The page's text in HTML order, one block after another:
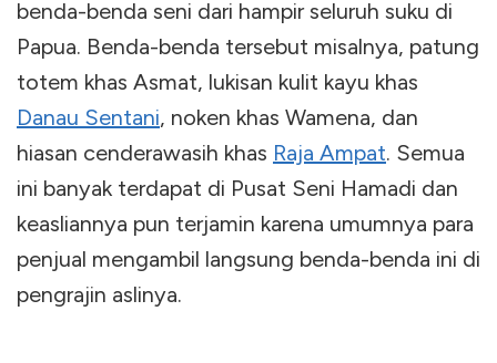
benda-benda seni dari hampir seluruh suku di
Papua. Benda-benda tersebut misalnya, patung
totem khas Asmat, lukisan kulit kayu khas
Danau Sentani, noken khas Wamena, dan
hiasan cenderawasih khas Raja Ampat. Semua
ini banyak terdapat di Pusat Seni Hamadi dan
keasliannya pun terjamin karena umumnya para
penjual mengambil langsung benda-benda ini di
pengrajin aslinya.